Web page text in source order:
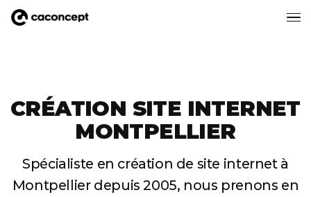
CRÉATION SITE INTERNET
MONTPELLIER
Spécialiste en création de site internet à
Montpellierdepuis 2005, nous prenons en